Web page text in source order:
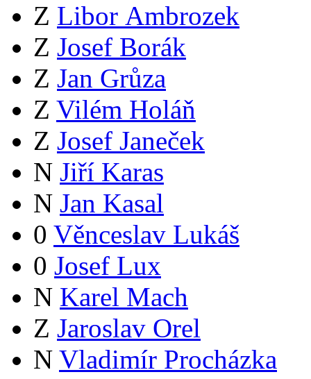
Z Libor Ambrozek
Z Josef Borák
Z Jan Grůza
Z Vilém Holáň
Z Josef Janeček
N Jiří Karas
N Jan Kasal
0 Věnceslav Lukáš
0 Josef Lux
N Karel Mach
Z Jaroslav Orel
N Vladimír Procházka